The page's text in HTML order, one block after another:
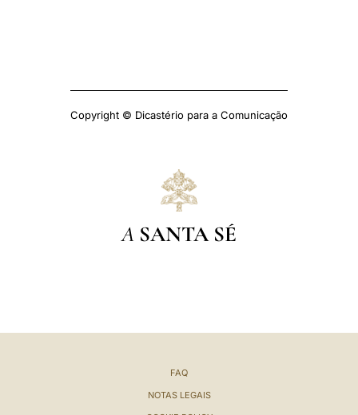
Copyright © Dicastério para a Comunicação
A SANTA SÉ
FAQ
NOTAS LEGAIS